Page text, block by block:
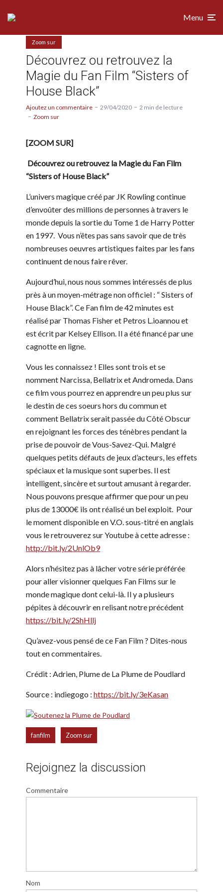
Menu
Zoom sur
Découvrez ou retrouvez la
Magie du Fan Film “Sisters of
House Black”
Ajoutez un commentaire 29/04/2020
2 min de lecture
Zoom sur
[ZOOM SUR]
Découvrez ou retrouvez la Magie du Fan Film
“Sisters of House Black”
L’univers magique créé par JK Rowling continue
d’envoûter des millions de personnes à travers le
monde depuis la sortie du Tome 1 de Harry Potter
en 1997. Vous n’êtes pas sans savoir que de très
nombreuses oeuvres artistiques faites par les fans
continuent de nous faire rêver.
Aujourd’hui, nous nous sommes intéressés de plus
près à un moyen-métrage non officiel : “ Sisters of
House Black”. Ce Fan film de 42 minutes est
réalisé par Thomas Fisher et Petros L.ioannou et
est écrit par Kelsey Ellison. Il a été financé par une
cagnotte en ligne.
Vous les connaissez ! Elles sont trois et se
nomment Narcissa, Bellatrix et Andromeda. Dans
ce film vous pourrez en apprendre un peu plus sur
le destin de ces soeurs hors du commun et
comment Bellatrix serait passée du Côté Obscur
en rejoignant les forces des ténèbres pendant la
prise de pouvoir de Vous-Savez-Qui. Malgré
quelques petits défauts de jeux d’acteurs, les effets
spéciaux et la musique sont superbes. Il est
intelligent, sincère et surtout amusant à regarder.
Nous pouvons presque affirmer que pour un peu
plus de 13000€ ils ont réalisé un bel exploit. Pour
le moment disponible en V.O. sous-titré en anglais
vous le retrouverez sur Youtube à cette adresse :
http://bit.ly/2UnlOb9
Alors n’hésitez pas à lâcher votre série préférée
pour aller visionner quelques Fan Films sur le
monde magique dont celui-là. Il y a plusieurs
pépites à découvrir en relisant notre précédent
https://bit.ly/2ShHllj
Qu’avez-vous pensé de ce Fan Film ? Dites-nous
tout en commentaires.
Crédit : Adrien, Plume de La Plume de Poudlard
Source : indiegogo : https://bit.ly/3eKasan
fanfilm Zoom sur
Rejoignez la discussion
Commentaire
Nom